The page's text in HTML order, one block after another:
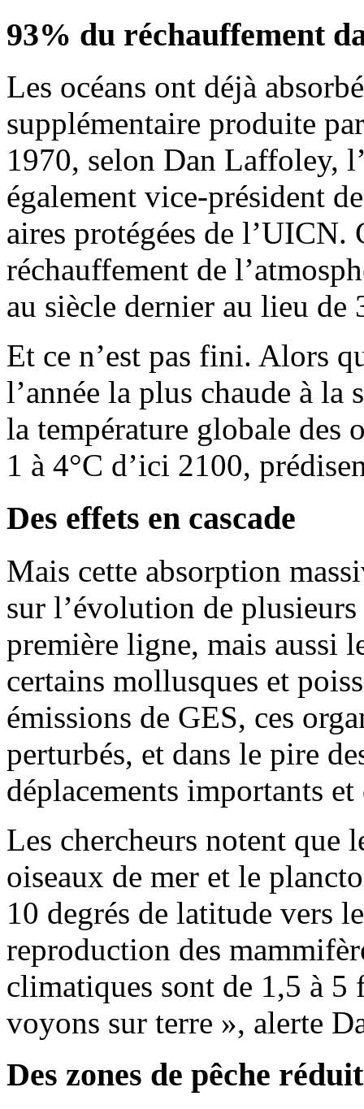
93% du réchauffement
Les océans ont déjà
supplémentaire produite
1970, selon Dan Laffoley,
également vice-président
aires protégées de
réchauffement de
au siècle dernier au lieu de
Et ce n’est pas fini. Alors
l’année la plus chaude à la
la température globale des
1 à 4°C d’ici 2100,
Des effets en cascade
Mais cette absorption
sur l’évolution de
première ligne, mais aussi
certains mollusques et
émissions de GES, ces
perturbés, et dans le pire
déplacements importants
Les chercheurs notent que
oiseaux de mer et le
10 degrés de latitude vers
reproduction des
climatiques sont de 1,5 à 5
voyons sur terre », alerte
Des zones de pêche